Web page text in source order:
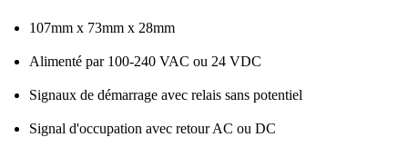
107mm x 73mm x 28mm
Alimenté par 100-240 VAC ou 24 VDC
Signaux de démarrage avec relais sans potentiel
Signal d'occupation avec retour AC ou DC